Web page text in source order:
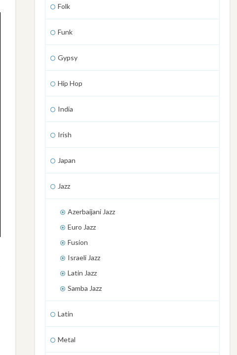
Folk
Funk
Gypsy
Hip Hop
India
Irish
Japan
Jazz
Azerbaijani Jazz
Euro Jazz
Fusion
Israeli Jazz
Latin Jazz
Samba Jazz
Latin
Metal